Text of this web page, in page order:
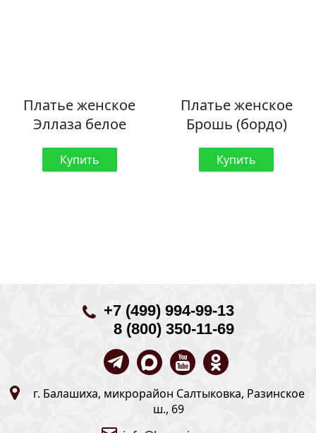
Платье женское
Эллаза белое
Купить
Платье женское
Брошь (бордо)
Купить
+7 (499) 994-99-13
8 (800) 350-11-69
г. Балашиха, микрорайон Салтыковка, Разинское
ш., 69